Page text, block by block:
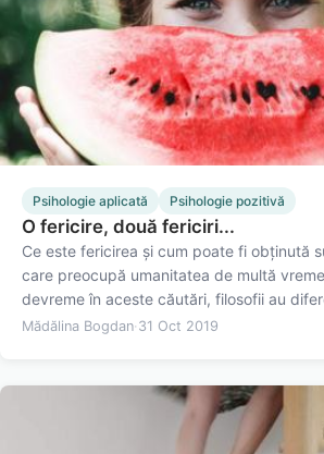
Psihologie aplicată Psihologie pozitivă
O fericire, două fericiri...
Ce este fericirea și cum poate fi obținută
care preocupă umanitatea de multă
devreme în aceste căutări, filosofii au
hedonică și cea eudaimonică. Grecii antici
Mădălina Bogdan· 31 Oct 2019